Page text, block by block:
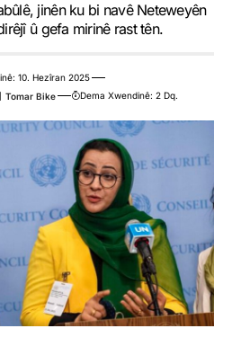
jinên ku bi navê Neteweyên
û gefa mirinê rast tên.
10. Hezîran 2025
Dema Xwendinê: 2 Dq.